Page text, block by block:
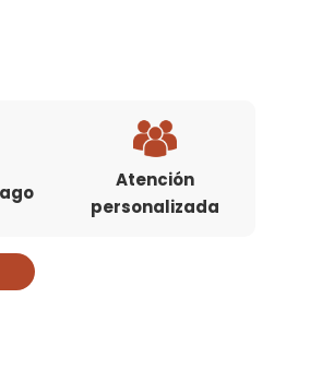
Atención
personalizada